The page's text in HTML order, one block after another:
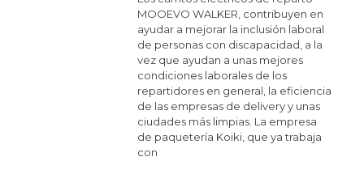
MOOEVO WALKER, contribuyen en
ayudar a mejorar la inclusión laboral
de personas con discapacidad, a la
vez que ayudan a unas mejores
condiciones laborales de los
repartidores en general, la eficiencia
de las empresas de delivery y unas
ciudades más limpias. La empresa
de paquetería Koiki, que ya trabaja
con